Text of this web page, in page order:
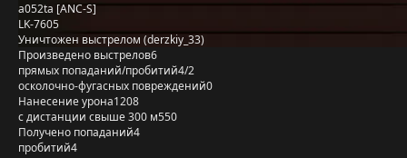
a052ta [ANC-S]
LK-7605
Уничтожен выстрелом (derzkiy_33)
Произведено выстрелов6
прямых попаданий/пробитий4/2
осколочно-фугасных повреждений0
Нанесение урона1208
с дистанции свыше 300 м550
Получено попаданий4
пробитий4